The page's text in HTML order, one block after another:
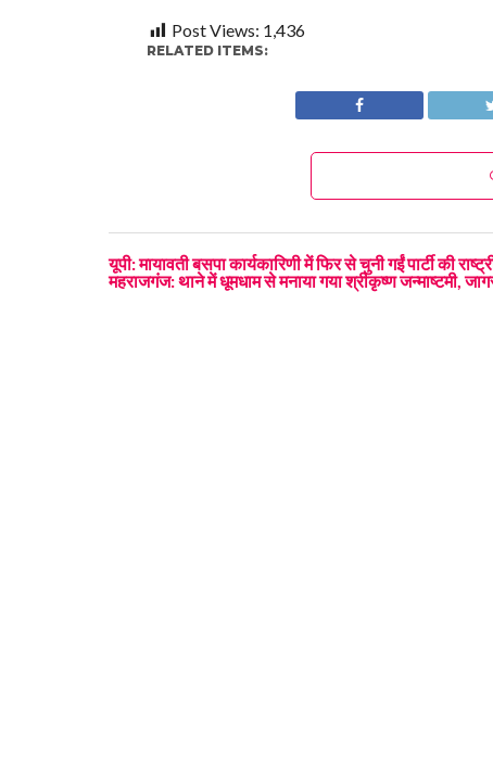
Post Views: 1,436
RELATED ITEMS:
यूपी: मायावती बसपा कार्यकारिणी में फिर से चुनी गईं पार्टी की
महराजगंज: थाने में धूमधाम से मनाया गया श्रीकृष्ण जन्माष्टमी,